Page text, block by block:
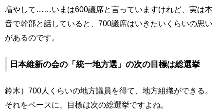
増やして……いまは600議席と言っていますけれど、実は本
音で幹部と話していると、700議席はいきたいくらいの思い
があるのです。
日本維新の会の「統一地方選」の次の目標は総選挙
鈴木）700人くらいの地方議員を得て、地方組織ができる。
それをベースに、目標は次の総選挙ですよね。